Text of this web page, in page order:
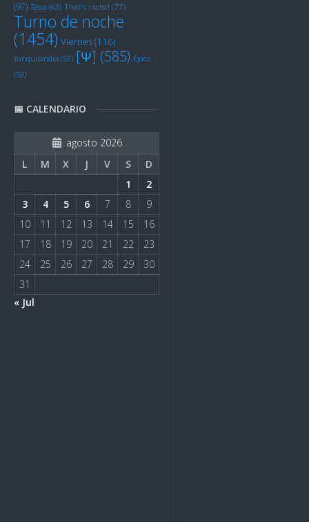
(97) Tessa (63) That's racist! (77)
Turno de noche
(1454) Viernes(116)
Yanquilandia (59) [Ψ] (585) Épico
(59)
📅 CALENDARIO
agosto 2026
L
M X J V S
D
1
2
3
4 5 6 7 8
9
10
11 12 13 14 15
16
17
18 19 20 21 22
23
24
25 26 27 28 29
30
31
« Jul